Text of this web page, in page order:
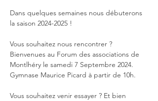
Dans quelques semaines nous débuterons
la saison 2024-2025 !
Vous souhaitez nous rencontrer ?
Bienvenues au Forum des associations de
Montlhéry le samedi 7 Septembre 2024.
Gymnase Maurice Picard à partir de 10h.
Vous souhaitez venir essayer ? Et bien